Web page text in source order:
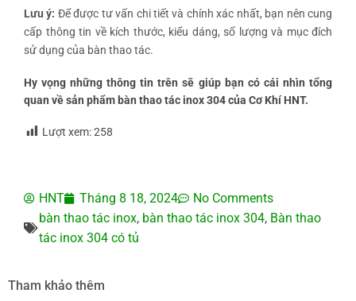
Lưu ý: Để được tư vấn chi tiết và chính xác nhất, bạn nên cung
cấp thông tin về kích thước, kiểu dáng, số lượng và mục đích
sử dụng của bàn thao tác.
Hy vọng những thông tin trên sẽ giúp bạn có cái nhìn tổng
quan về sản phẩm bàn thao tác inox 304 của Cơ Khí HNT.
Lượt xem:258
HNT Tháng 8 18, 2024
No Comments
bàn thao tác inox, bàn thao tác inox 304, Bàn thao
tác inox 304 có tủ
Tham khảo thêm